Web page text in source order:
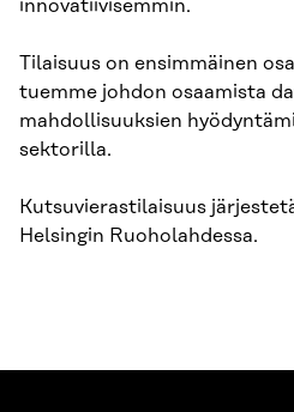
innovatiivisemmin.
Tilaisuus on ensimmäinen
tuemme johdon osaamista
mahdollisuuksien
sektorilla.
Kutsuvierastilaisuus
Helsingin Ruoholahdessa.